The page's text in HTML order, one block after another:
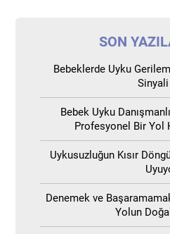
SON
Bebeklerde Uyku
Bebek Uyku
Profesyonel Bir Yol
Uykusuzluğun Kısır
Denemek ve
Yolun